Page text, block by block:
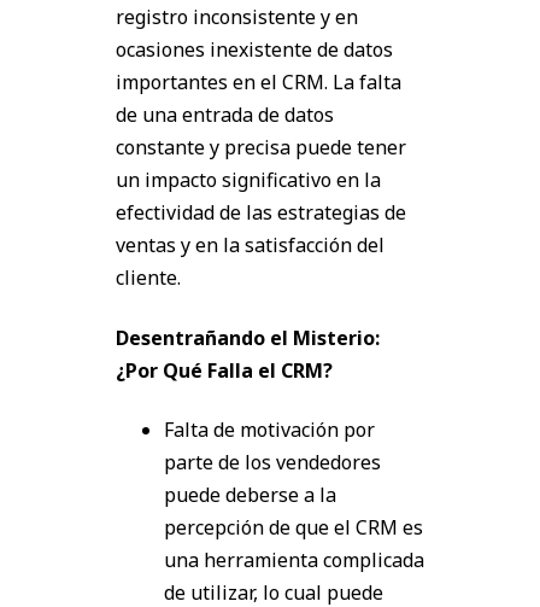
registro inconsistente y en
ocasiones inexistente de datos
importantes en el CRM. La falta
de una entrada de datos
constante y precisa puede tener
un impacto significativo en la
efectividad de las estrategias de
ventas y en la satisfacción del
cliente.
Desentrañando el Misterio:
¿Por Qué Falla el CRM?
Falta de motivación por
parte de los vendedores
puede deberse a la
percepción de que el CRM es
una herramienta complicada
de utilizar, lo cual puede